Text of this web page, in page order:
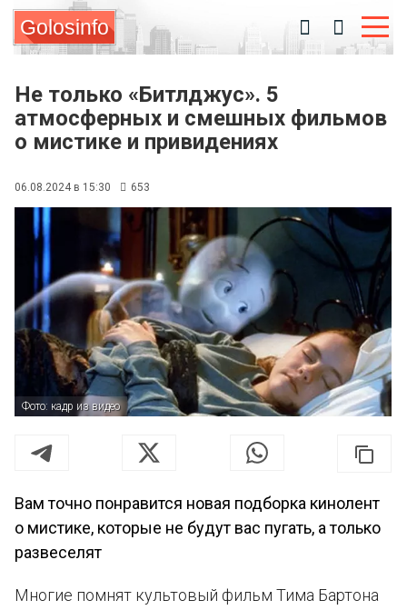
Golosinfo
Не только «Битлджус». 5
атмосферных и смешных фильмов
о мистике и привидениях
06.08.2024 в 15:30 653
Фото: кадр из видео
Вам точно понравится новая подборка кинолент
о мистике, которые не будут вас пугать, а только
развеселят
Многие помнят культовый фильм Тима Бартона